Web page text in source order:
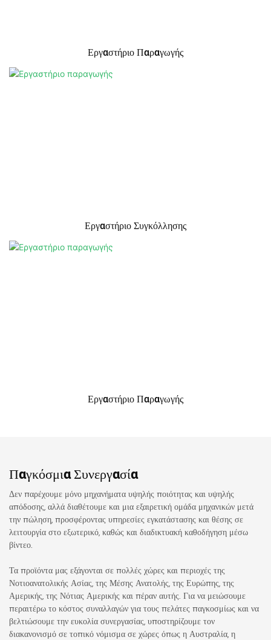
Εργαστήριο Παραγωγής
Εργαστήριο Συγκόλλησης
Εργαστήριο Παραγωγής
Παγκόσμια Συνεργασία
Δεν παρέχουμε μόνο μηχανήματα υψηλής ποιότητας και υψηλής
απόδοσης, αλλά διαθέτουμε και μια εξαιρετική ομάδα μηχανικών μετά
την πώληση, προσφέροντας υπηρεσίες εγκατάστασης και θέσης σε
λειτουργία στο εξωτερικό, καθώς και διαδικτυακή καθοδήγηση μέσω
βίντεο.
Τα προϊόντα μας εξάγονται σε πολλές χώρες και περιοχές της
Νοτιοανατολικής Ασίας, της Μέσης Ανατολής, της Ευρώπης, της
Αμερικής, της Νότιας Αμερικής και πέραν αυτής. Για να μειώσουμε
περαιτέρω το κόστος συναλλαγών για τους πελάτες παγκοσμίως και να
βελτιώσουμε την ευκολία συνεργασίας, υποστηρίζουμε τον
διακανονισμό σε τοπικό νόμισμα σε χώρες όπως η Αυστραλία, η